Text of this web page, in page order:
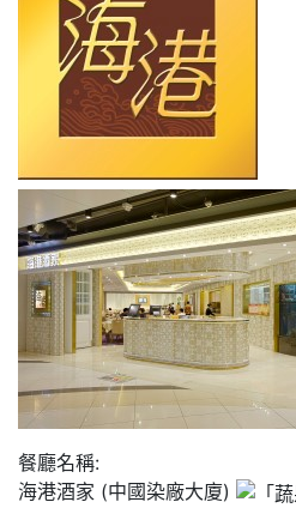
餐廳名稱:
海港酒家 (中國染廠大廈)